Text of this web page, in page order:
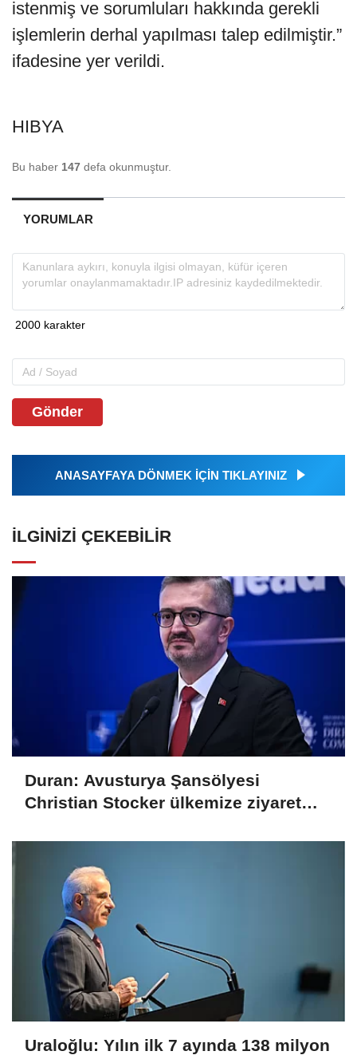
istenmiş ve sorumluları hakkında gerekli
işlemlerin derhal yapılması talep edilmiştir.”
ifadesine yer verildi.
HIBYA
Bu haber 147 defa okunmuştur.
YORUMLAR
Gönder
ANASAYFAYA DÖNMEK İÇİN TIKLAYINIZ
İLGINIZI ÇEKEBILIR
Duran: Avusturya Şansölyesi
Christian Stocker ülkemize ziyaret
Uraloğlu: Yılın ilk 7 ayında 138 milyon